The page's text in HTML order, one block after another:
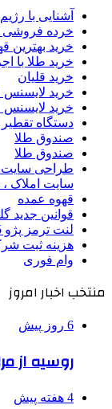
آشنایی با
خرده فروشی
خرید بهترین
خرید طلا با
خرید قلیان
خرید
خرید
دستگاه
صندوق طلا
صندوق طلا
طراحی سایت
سایت املاک
قهوه عمده
قوانین جدید
لنت ترمز پژو 405
هزینه ثبت
وام فوری
منتخب اخبار امروز
6 روز پیش
روسیه از
4 هفته پیش